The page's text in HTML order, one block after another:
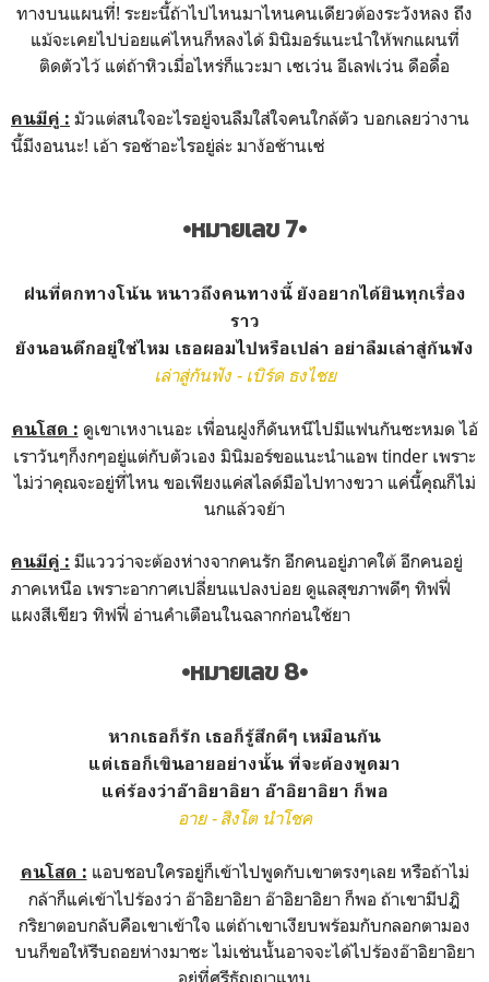
ทางบนแผนที่! ระยะนี้ถ้าไปไหนมาไหนคนเดียวต้องระวังหลง ถึง
แม้จะเคยไปบ่อยแค่ไหนก็หลงได้ มินิมอร์แนะนำให้พกแผนที่
ติดตัวไว้ แต่ถ้าหิวเมื่อไหร่ก็แวะมา เซเว่น อีเลฟเว่น ดือดื๋อ
คนมีคู่ : มัวแต่สนใจอะไรอยู่จนลืมใส่ใจคนใกล้ตัว บอกเลยว่างาน
นี้มีงอนนะ! เอ้า รอช้าอะไรอยู่ล่ะ มาง้อช้านเซ่
•หมายเลข 7•
ฝนที่ตกทางโน้น หนาวถึงคนทางนี้ ยังอยากได้ยินทุกเรื่อง
ราว
ยังนอนดึกอยู่ใช่ไหม เธอผอมไปหรือเปล่า อย่าลืมเล่าสู่กันฟัง
เล่าสู่กันฟัง - เบิร์ด ธงไชย
คนโสด : ดูเขาเหงาเนอะ เพื่อนฝูงก็ดันหนีไปมีแฟนกันซะหมด ไอ้
เราวันๆก็งกๆอยู่แต่กับตัวเอง มินิมอร์ขอแนะนำแอพ tinder เพราะ
ไม่ว่าคุณจะอยู่ที่ไหน ขอเพียงแค่สไลด์มือไปทางขวา แค่นี้คุณก็ไม่
นกแล้วจย้า
คนมีคู่ : มีแววว่าจะต้องห่างจากคนรัก อีกคนอยู่ภาคใต้ อีกคนอยู่
ภาคเหนือ เพราะอากาศเปลี่ยนแปลงบ่อย ดูแลสุขภาพดีๆ ทิฟฟี่
แผงสีเขียว ทิฟฟี่ อ่านคำเตือนในฉลากก่อนใช้ยา
•หมายเลข 8•
หากเธอก็รัก เธอก็รู้สึกดีๆ เหมือนกัน
แต่เธอก็เขินอายอย่างนั้น ที่จะต้องพูดมา
แค่ร้องว่าอ๊าอิยาอิยา อ๊าอิยาอิยา ก็พอ
อาย - สิงโต นำโชค
คนโสด : แอบชอบใครอยู่ก็เข้าไปพูดกับเขาตรงๆเลย หรือถ้าไม่
กล้าก็แค่เข้าไปร้องว่า อ๊าอิยาอิยา อ๊าอิยาอิยา ก็พอ ถ้าเขามีปฎิ
กริยาตอบกลับคือเขาเข้าใจ แต่ถ้าเขาเงียบพร้อมกับกลอกตามอง
บนก็ขอให้รีบถอยห่างมาซะ ไม่เช่นนั้นอาจจะได้ไปร้องอ๊าอิยาอิยา
อยู่ที่ศรีธัญญาแทน